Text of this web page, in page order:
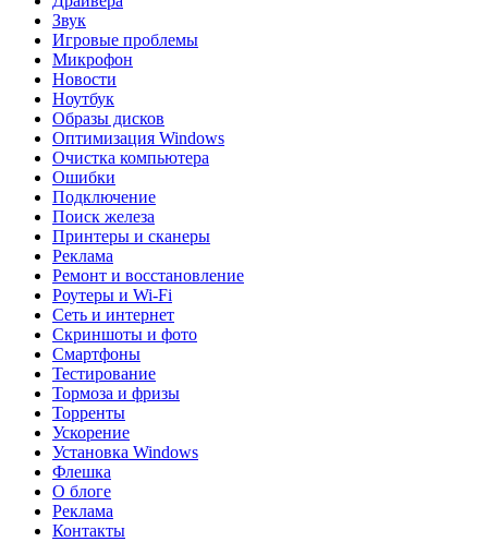
Звук
Игровые проблемы
Микрофон
Новости
Ноутбук
Образы дисков
Оптимизация Windows
Очистка компьютера
Ошибки
Подключение
Поиск железа
Принтеры и сканеры
Реклама
Ремонт и восстановление
Роутеры и Wi-Fi
Сеть и интернет
Скриншоты и фото
Смартфоны
Тестирование
Тормоза и фризы
Торренты
Ускорение
Установка Windows
Флешка
О блоге
Реклама
Контакты